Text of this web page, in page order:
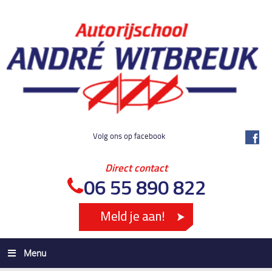
Volg ons op facebook
Direct contact
06 55 890 822
Menu